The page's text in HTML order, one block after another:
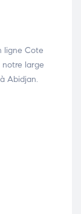
ligne Cote
notre large
Abidjan.